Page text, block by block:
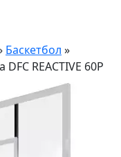
Баскетбол »
REACTIVE 60P